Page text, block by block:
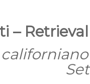
–